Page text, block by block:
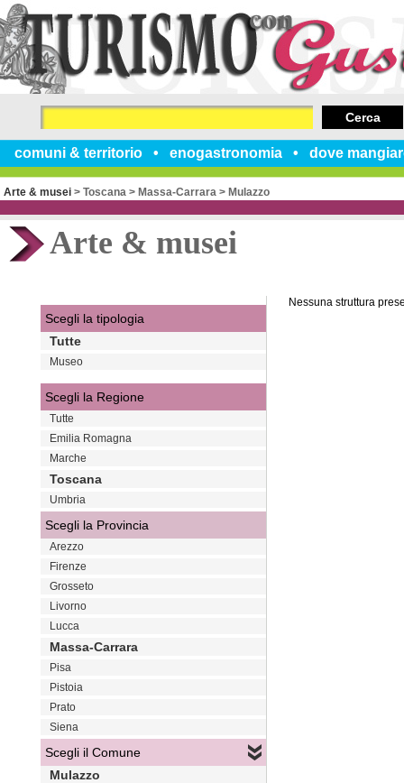
comuni & territorio enogastronomia dove
Cerca
Arte & musei > Toscana > Massa-Carrara > Mulazzo
Arte & musei
Nessuna struttura
Scegli la tipologia
Tutte
Museo
Scegli la Regione
Tutte
Emilia Romagna
Marche
Toscana
Umbria
Scegli la Provincia
Arezzo
Firenze
Grosseto
Livorno
Lucca
Massa-Carrara
Pisa
Pistoia
Prato
Siena
Scegli il Comune
Mulazzo